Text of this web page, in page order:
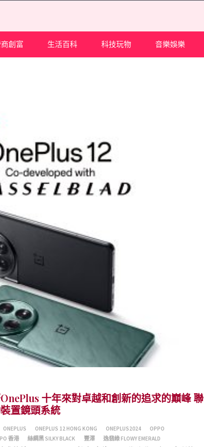
創富 生活百科 科技玩物 音樂娛樂
十年來對卓越和創新的追求的巔峰 聯
置鏡頭系統
ONEPLUS ONEPLUS 12 HONG KONG ONEPLUS2024
OPPO
香港 絲綢黑 SILKY BLACK 豐澤 逸翡綠 FLOWY EMERALD